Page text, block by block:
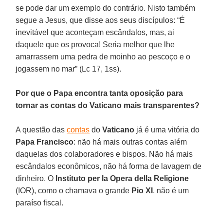
se pode dar um exemplo do contrário. Nisto também
segue a Jesus, que disse aos seus discípulos: “É
inevitável que aconteçam escândalos, mas, ai
daquele que os provoca! Seria melhor que lhe
amarrassem uma pedra de moinho ao pescoço e o
jogassem no mar” (Lc 17, 1ss).
Por que o Papa encontra tanta oposição para
tornar as contas do Vaticano mais transparentes?
A questão dascontas doVaticano já é uma vitória do
Papa Francisco: não há mais outras contas além
daquelas dos colaboradores e bispos. Não há mais
escândalos econômicos, não há forma de lavagem de
dinheiro. O Instituto per la Opera della Religione
(IOR), como o chamava o grande Pio XI , não é um
paraíso fiscal.